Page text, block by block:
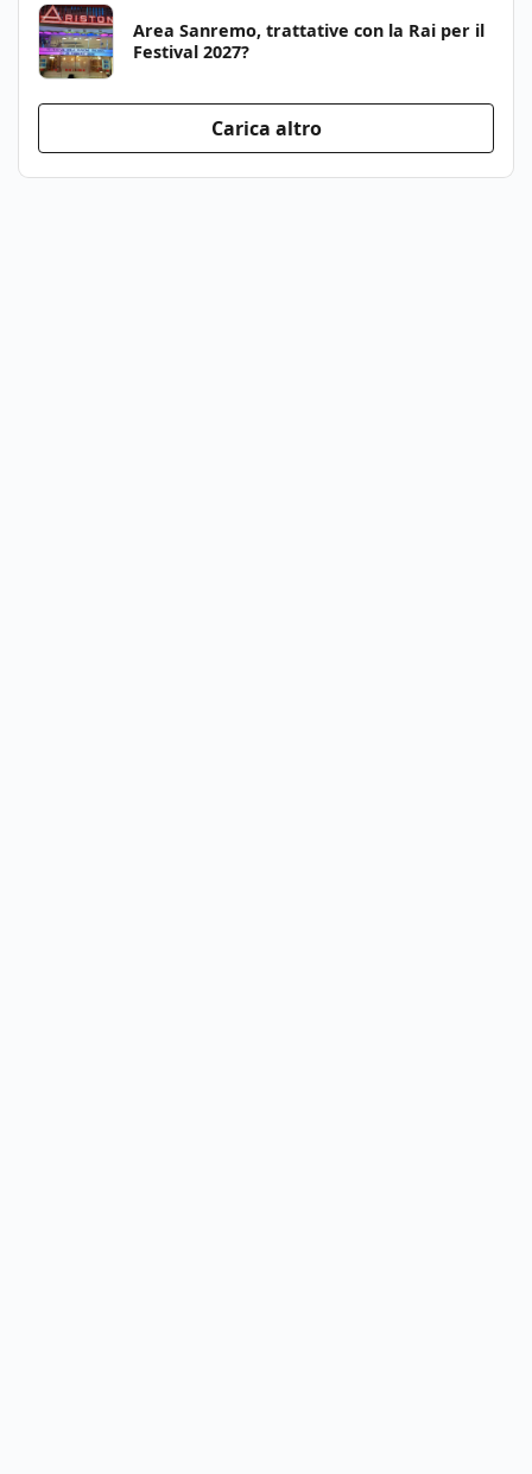
Area Sanremo, trattative con la Rai per il
Festival 2027?
Carica altro